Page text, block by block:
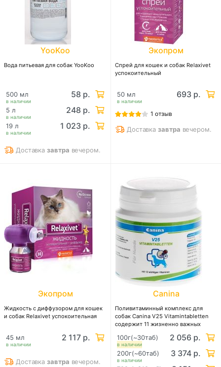
YooKoo
Вода питьевая для собак YooKoo
в наличии
500 мл 58 р.
в наличии
5 л 248 р.
в наличии
19 л 1 023 р.
Доставказавтра вечером.
Экопром
Спрей для кошек и собак Relaxivet
успокоительный
в наличии
50 мл 693 р.
1 отзыв
Доставказавтра вечером.
Экопром
Жидкость с диффузором для кошек
и собак Relaxivet успокоительная
в наличии
45 мл 2 117 р.
Доставказавтра вечером.
Canina
Поливитаминный комплекс для
собак Canina V25 Vitamintabletten
содержит 11 жизненно важных
в наличии
100г(~30таб) 2 056 р.
в наличии
200г(~60таб) 3 374 р.